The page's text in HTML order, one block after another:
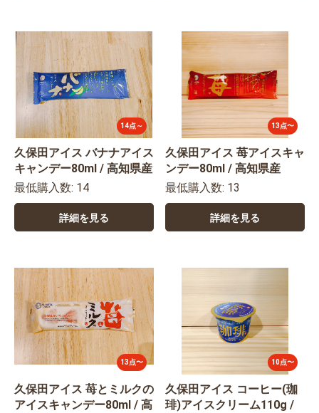
14点～
久保田アイス バナナアイス
キャンデー80ml / 高知県産
最低購入数: 14
詳細を見る
13点〜
久保田アイス 苺アイスキャ
ンデー80ml / 高知県産
最低購入数: 13
詳細を見る
13点〜
久保田アイス 苺とミルクの
アイスキャンデー80ml / 高
10点〜
久保田アイス コーヒー(珈
琲)アイスクリーム110g /